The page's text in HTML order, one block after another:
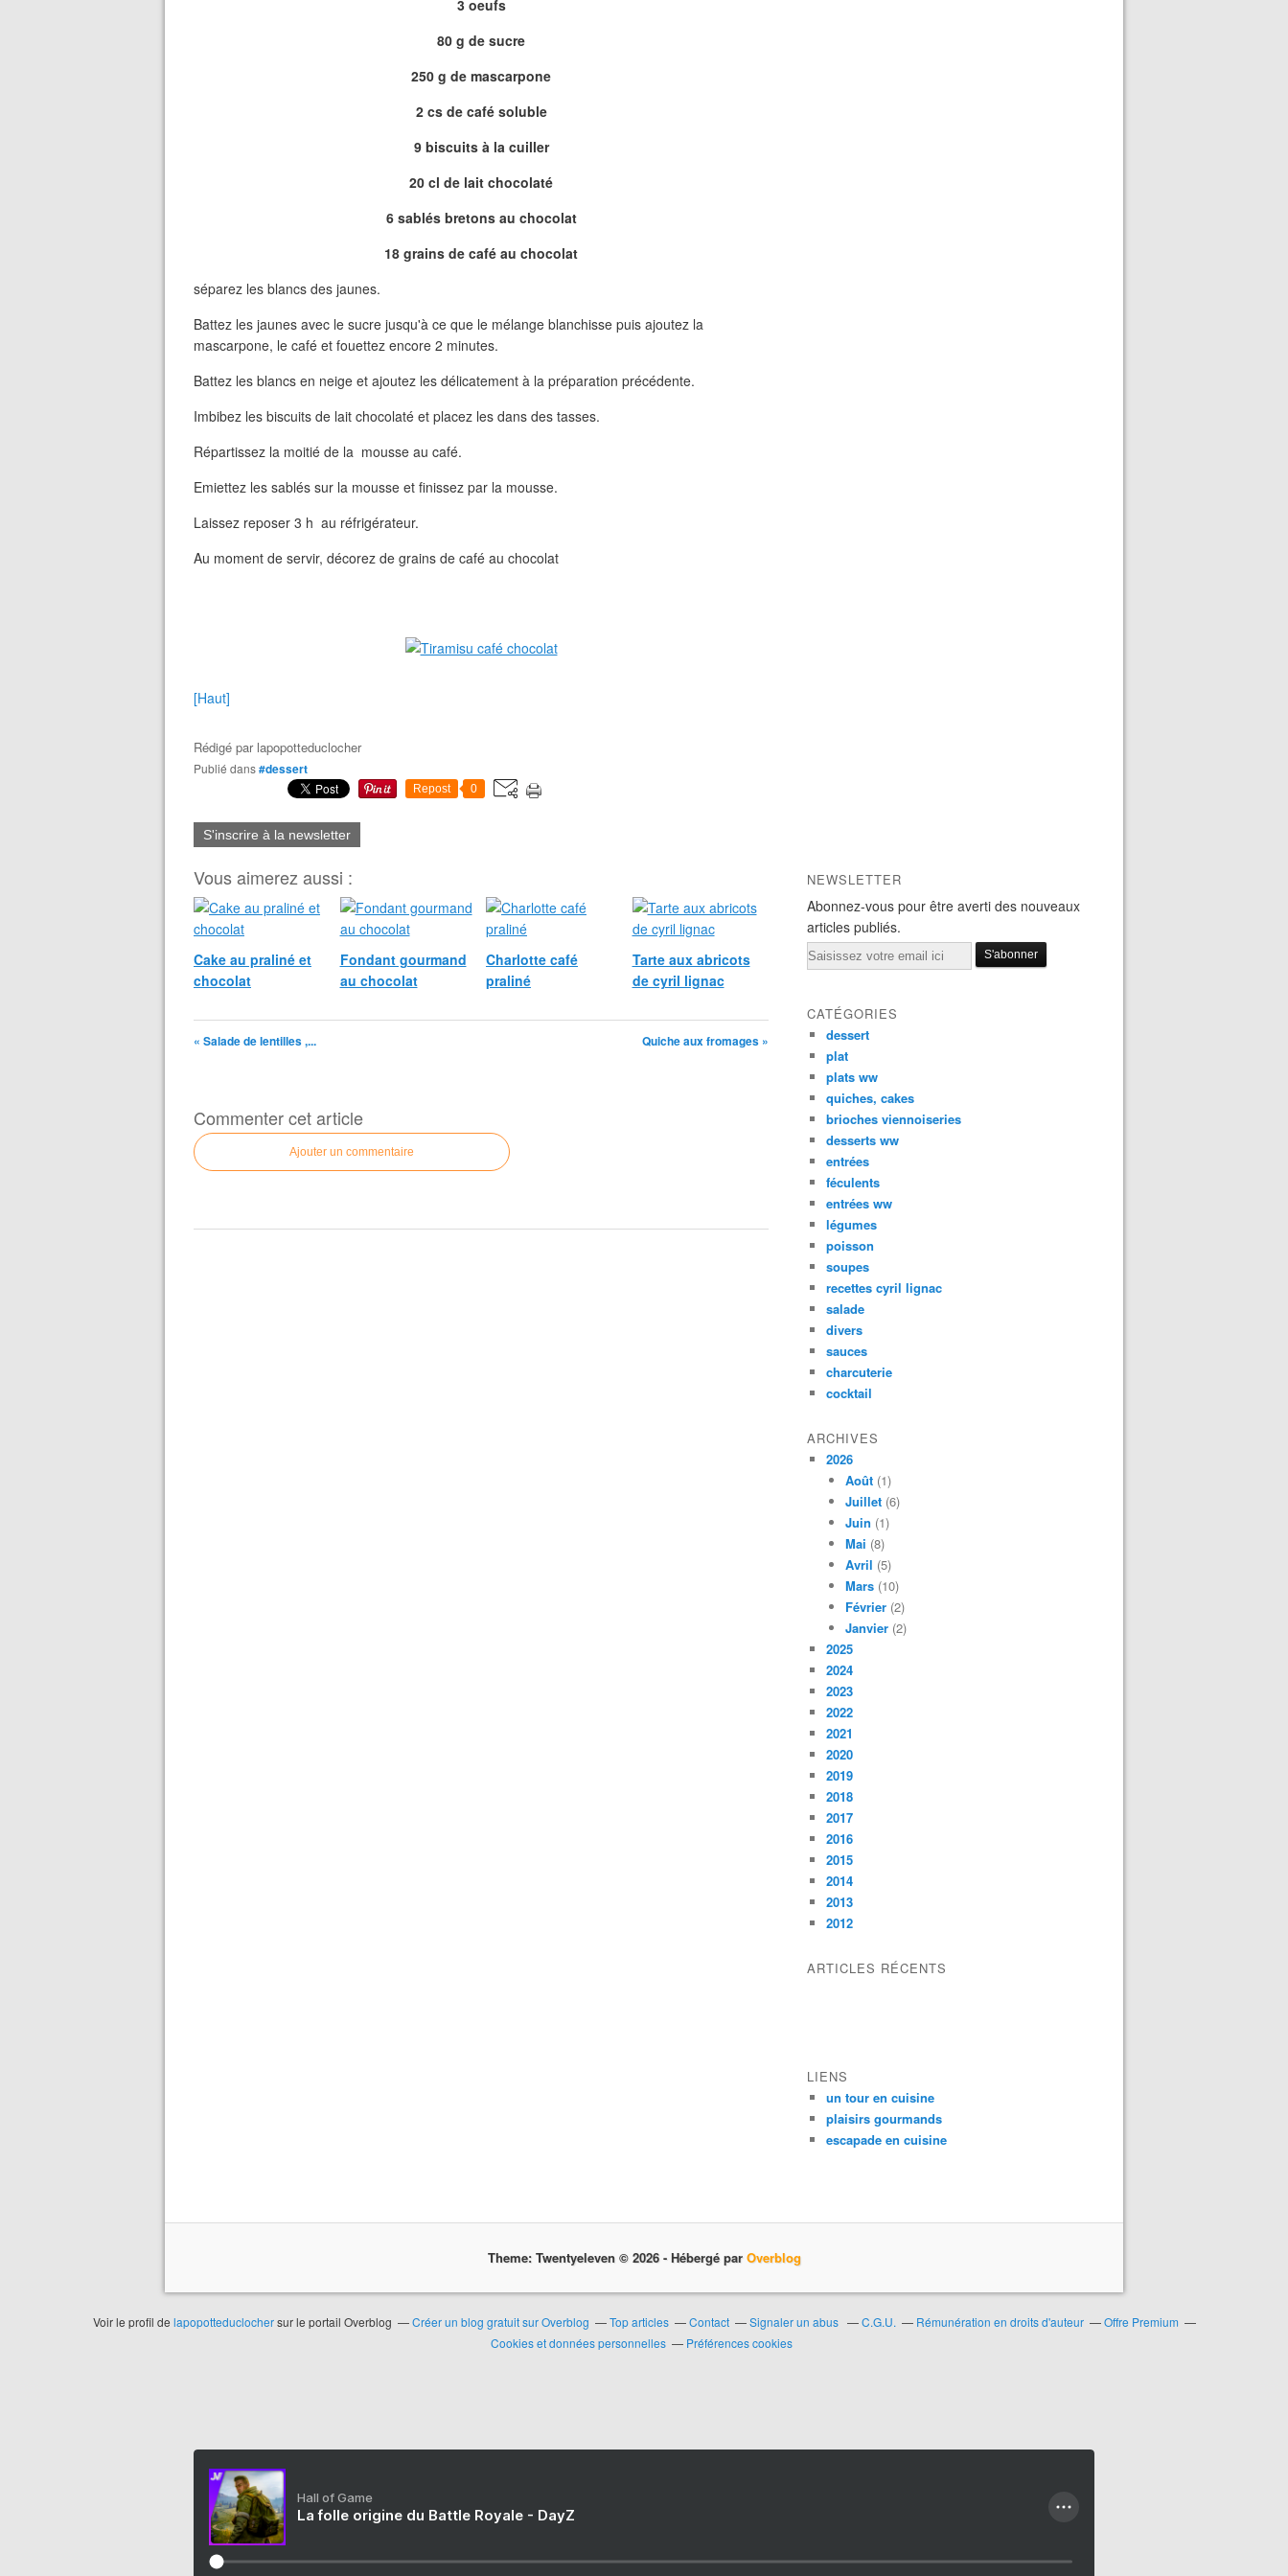
3 oeufs
80 g de sucre
250 g de mascarpone
2 cs de café soluble
9 biscuits à la cuiller
20 cl de lait chocolaté
6 sablés bretons au chocolat
18 grains de café au chocolat
séparez les blancs des jaunes.
Battez les jaunes avec le sucre jusqu'à ce que le mélange blanchisse puis ajoutez la
mascarpone, le café et fouettez encore 2 minutes.
Battez les blancs en neige et ajoutez les délicatement à la préparation précédente.
Imbibez les biscuits de lait chocolaté et placez les dans des tasses.
Répartissez la moitié de la mousse au café.
Emiettez les sablés sur la mousse et finissez par la mousse.
Laissez reposer 3 h au réfrigérateur.
Au moment de servir, décorez de grains de café au chocolat
[Haut]
Rédigé par lapopotteduclocher
Publié dans#dessert
Repost 0
S'inscrire à la newsletter
Vous aimerez aussi :
Cake au praliné et
chocolat
Fondant gourmand
au chocolat
Charlotte café
praliné
Tarte aux abricots
de cyril lignac
« Salade de lentilles ,... Quiche aux fromages »
Commenter cet article
Ajouter un commentaire
NEWSLETTER
Abonnez-vous pour être averti des nouveaux
articles publiés.
Email
CATÉGORIES
dessert
plat
plats ww
quiches, cakes
brioches viennoiseries
desserts ww
entrées
féculents
entrées ww
légumes
poisson
soupes
recettes cyril lignac
salade
divers
sauces
charcuterie
cocktail
ARCHIVES
2026
Août (1)
Juillet (6)
Juin (1)
Mai (8)
Avril (5)
Mars (10)
Février (2)
Janvier (2)
2025
2024
2023
2022
2021
2020
2019
2018
2017
2016
2015
2014
2013
2012
ARTICLES RÉCENTS
LIENS
un tour en cuisine
plaisirs gourmands
escapade en cuisine
Theme: Twentyeleven © 2026 - Hébergé par Overblog
Voir le profil de lapopotteduclochersur le portail Overblog Créer un blog gratuit sur Overblog Top articles Contact Signaler un abus C.G.U. Rémunération en droits d'auteur
Offre Premium
Cookies et données personnelles
Préférences cookies
Hall of Game
La folle origine du Battle Royale - DayZ